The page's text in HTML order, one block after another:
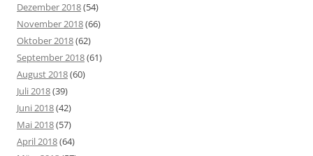
Dezember 2018(54)
November 2018(66)
Oktober 2018(62)
September 2018(61)
August 2018(60)
Juli 2018(39)
Juni 2018(42)
Mai 2018(57)
April 2018(64)